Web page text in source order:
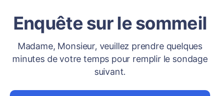
Enquête sur le sommeil
Madame, Monsieur, veuillez prendre quelques
minutes de votre temps pour remplir le sondage
suivant.